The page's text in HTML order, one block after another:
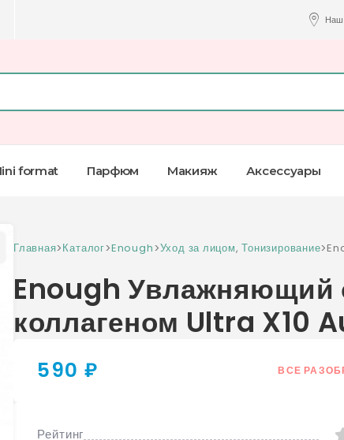
Наш
format Парфюм Макияж Аксессуары
Главная>Каталог>Enough>Уход за лицом,Тонизирование>
Enough Увлажняющий
коллагеном Ultra X10
590 ₽ ВСЕ
Рейтинг